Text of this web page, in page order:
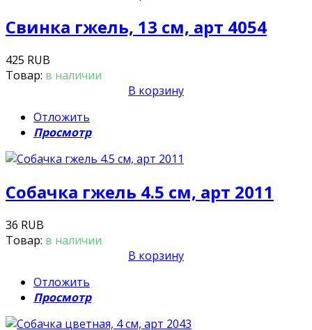
Свинка гжель, 13 см, арт 4054
425 RUB
Товар: в наличии
В корзину
Отложить
Просмотр
Собачка гжель 4.5 см, арт 2011
36 RUB
Товар: в наличии
В корзину
Отложить
Просмотр